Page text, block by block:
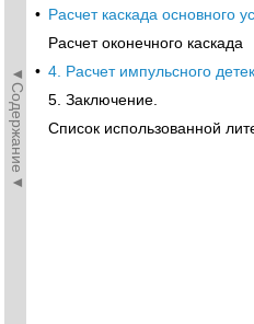
◄Содержание◄
• Расчет каскада основного
Расчет оконечного каскада
• 4. Расчет импульсного
5. Заключение.
Список использованной